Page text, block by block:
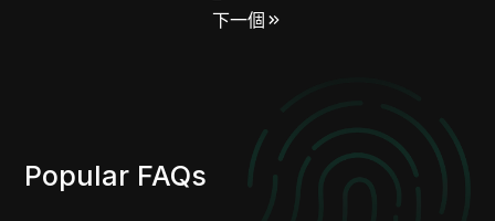
下一個
Popular FAQs